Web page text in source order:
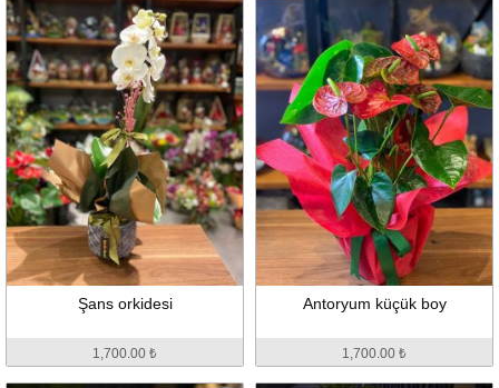
Şans orkidesi
1,700.00 ₺
Antoryum küçük boy
1,700.00 ₺